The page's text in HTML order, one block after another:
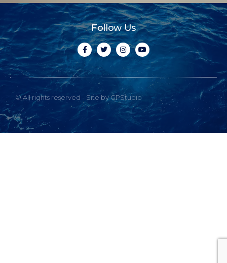
Follow Us
© All rights reserved - Site by GPStudio